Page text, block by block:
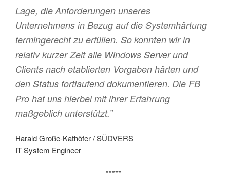
Lage, die Anforderungen unseres
Unternehmens in Bezug auf die Systemhärtung
termingerecht zu erfüllen. So konnten wir in
relativ kurzer Zeit alle Windows Server und
Clients nach etablierten Vorgaben härten und
den Status fortlaufend dokumentieren. Die FB
Pro hat uns hierbei mit ihrer Erfahrung
maßgeblich unterstützt.”
Harald Große-Kathöfer / SÜDVERS
IT System Engineer
*****